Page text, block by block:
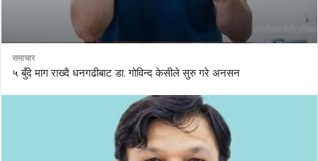
समाचार
५ बुँदे माग राख्दै धनगढीबाट डा. गोविन्द केसीले सुरु गरे अनसन